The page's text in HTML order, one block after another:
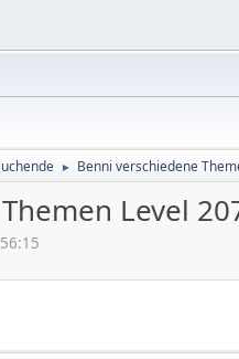
► Benni verschiedene
Level